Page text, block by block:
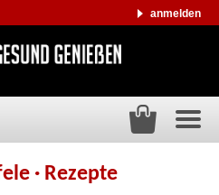
anmelden
· Rezepte